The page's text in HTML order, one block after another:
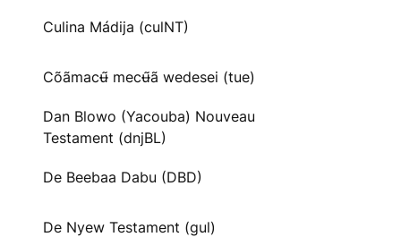
Culina Mádija (culNT)
Cõãmacʉ̃ mecʉ̃ã wedesei (tue)
Dan Blowo (Yacouba) Nouveau
Testament (dnjBL)
De Beebaa Dabu (DBD)
De Nyew Testament (gul)